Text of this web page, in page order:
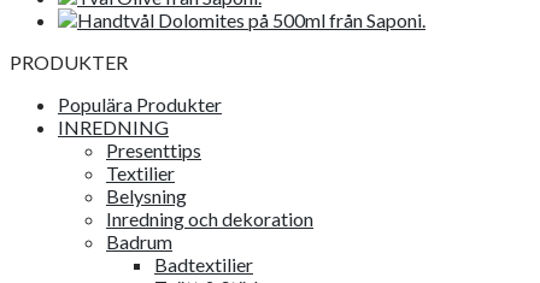
PRODUKTER
Populära Produkter
INREDNING
Presenttips
Textilier
Belysning
Inredning och dekoration
Badrum
Badtextilier